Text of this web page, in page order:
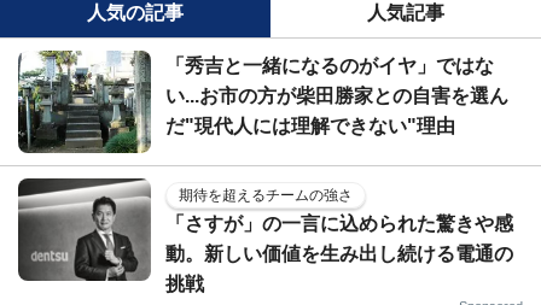
人気の記事
人気記事
「秀吉と一緒になるのがイヤ」ではな
い...お市の方が柴田勝家との自害を選ん
だ"現代人には理解できない"理由
期待を超えるチームの強さ
「さすが」の一言に込められた驚きや感
動。新しい価値を生み出し続ける電通の
挑戦